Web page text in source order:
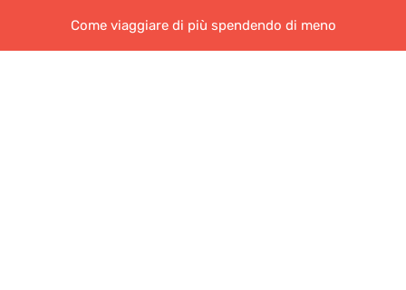
Come viaggiare di più spendendo di meno